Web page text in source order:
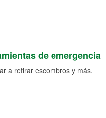
de emergencia
a retirar escombros y más.